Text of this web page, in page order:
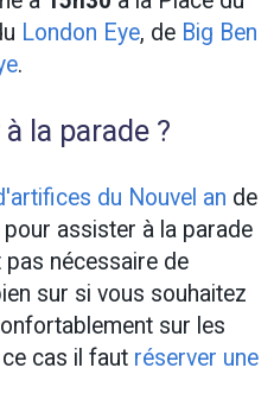
London Eye, de Big Ben
.
la parade ?
du Nouvel an de
assister à la parade
nécessaire de
sur si vous souhaitez
sur les
cas il faut réserver une